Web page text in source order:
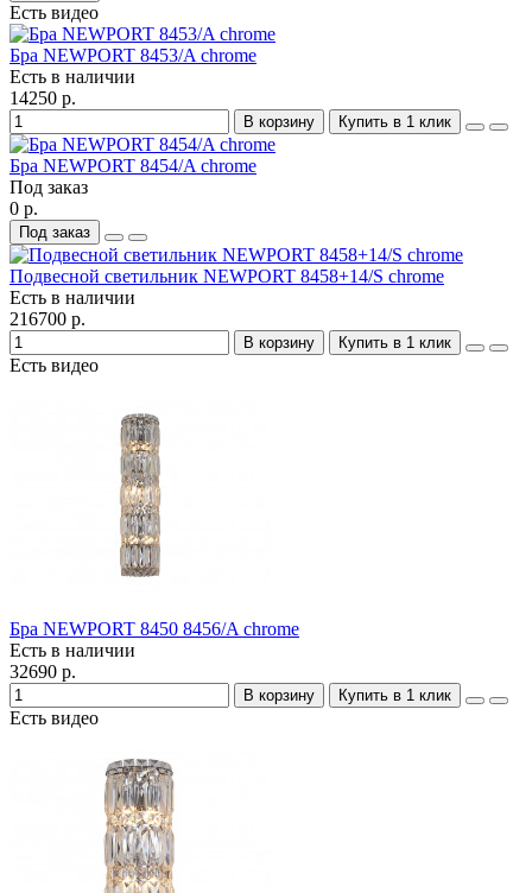
Есть видео
Бра NEWPORT 8453/A chrome
Есть в наличии
14250 р.
В корзину Купить в 1 клик
Бра NEWPORT 8454/A chrome
Под заказ
0 р.
Под заказ
Подвесной светильник NEWPORT 8458+14/S chrome
Есть в наличии
216700 р.
В корзину Купить в 1 клик
Есть видео
Бра NEWPORT 8450 8456/A chrome
Есть в наличии
32690 р.
В корзину Купить в 1 клик
Есть видео